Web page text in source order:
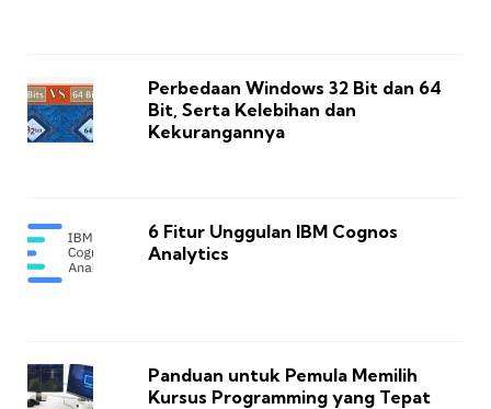
Perbedaan Windows 32 Bit dan 64
Bit, Serta Kelebihan dan
Kekurangannya
6 Fitur Unggulan IBM Cognos
Analytics
Panduan untuk Pemula Memilih
Kursus Programming yang Tepat